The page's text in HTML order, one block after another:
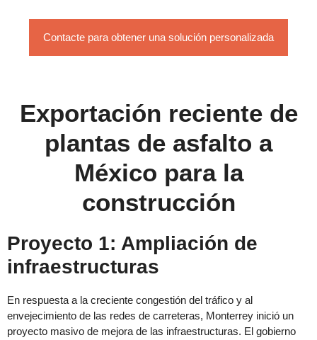
Contacte para obtener una solución personalizada
Exportación reciente de
plantas de asfalto a
México para la
construcción
Proyecto 1: Ampliación de
infraestructuras
En respuesta a la creciente congestión del tráfico y al
envejecimiento de las redes de carreteras, Monterrey inició un
proyecto masivo de mejora de las infraestructuras. El gobierno